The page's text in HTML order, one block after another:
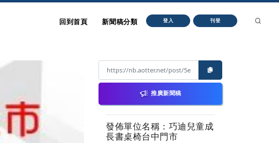
回到首頁 新聞稿分類 登入 刊登
推廣新聞稿
發佈單位名稱：巧迪兒童成
長書桌椅台中門市